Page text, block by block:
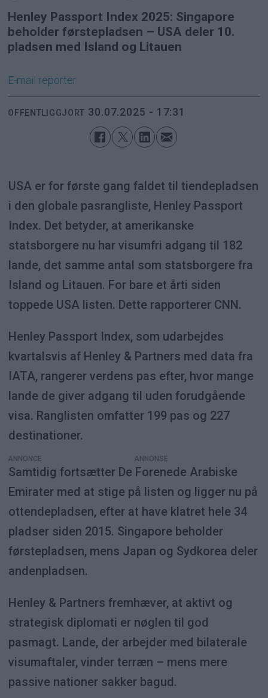
Henley Passport Index 2025: Singapore
beholder førstepladsen – USA deler 10.
pladsen med Island og Litauen
E-mail reporter
OFFENTLIGGJORT 30.07.2025 - 17:31
USA er for første gang faldet til tiendepladsen
i den globale pasrangliste, Henley Passport
Index. Det betyder, at amerikanske
statsborgere nu har visumfri adgang til 182
lande, det samme antal som statsborgere fra
Island og Litauen. For bare et årti siden
toppede USA listen. Dette rapporterer CNN.
Henley Passport Index, som udarbejdes
kvartalsvis af Henley & Partners med data fra
IATA, rangerer verdens pas efter, hvor mange
lande de giver adgang til uden forudgående
visa. Ranglisten omfatter 199 pas og 227
destinationer.
ANNONCE
Samtidig fortsætter De Forenede Arabiske
Emirater med at stige på listen og ligger nu på
ottendepladsen, efter at have klatret hele 34
pladser siden 2015. Singapore beholder
førstepladsen, mens Japan og Sydkorea deler
andenpladsen.
Henley & Partners fremhæver, at aktivt og
strategisk diplomati er nøglen til god
pasmagt. Lande, der arbejder med bilaterale
visumaftaler, vinder terræn – mens mere
passive nationer sakker bagud.